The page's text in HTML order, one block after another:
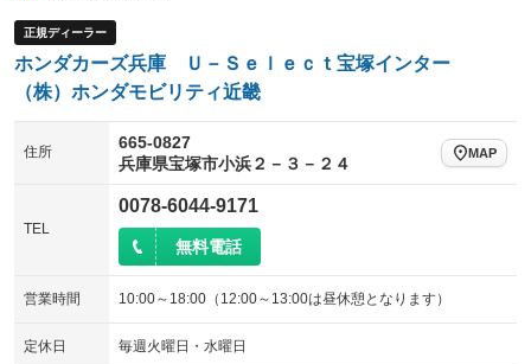
正規ディーラー
ホンダカーズ兵庫 Ｕ－Ｓｅｌｅｃｔ宝塚インター
（株）ホンダモビリティ近畿
住所
665-0827
兵庫県宝塚市小浜２－３－２４
MAP
TEL
0078-6044-9171
無料電話
営業時間 10:00～18:00（12:00～13:00は昼休憩となります）
定休日 毎週火曜日・水曜日